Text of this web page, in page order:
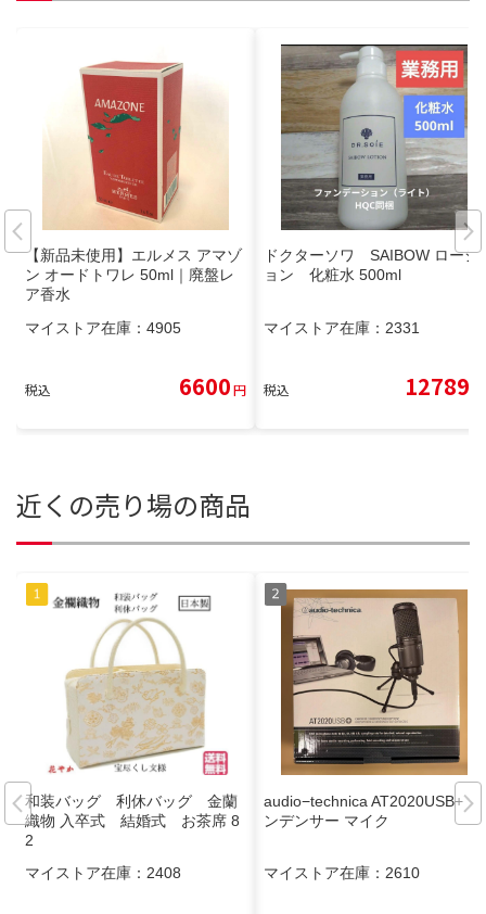
【新品未使用】エルメス アマゾ
ン オードトワレ 50ml｜廃盤レ
ア香水
マイストア在庫： 4905
税込 6600円
ドクターソワ SAIBOW ローシ
ョン 化粧水 500ml
マイストア在庫： 2331
税込 12789
近くの売り場の商品
和装バッグ 利休バッグ 金蘭
織物 入卒式 結婚式 お茶席 8
2
マイストア在庫： 2408
audio−technica AT2020USB+ コ
ンデンサー マイク
マイストア在庫： 2610